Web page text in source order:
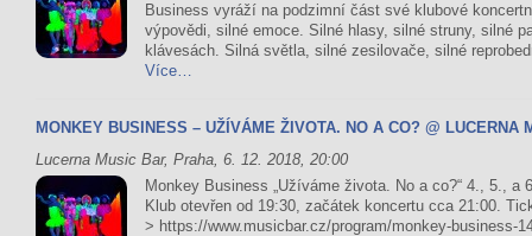
Business vyráží na podzimní část své klubové
výpovědi, silné emoce. Silné hlasy, silné struny, silné
klávesách. Silná světla, silné zesilovače, silné
Více…
MONKEY BUSINESS – UŽÍVÁME ŽIVOTA. NO A CO? @ LUCERNA
Lucerna Music Bar, Praha, 6. 12. 2018, 20:00
Monkey Business „Užíváme života. No a co?“ 4., 5., a
Klub otevřen od 19:30, začátek koncertu cca 21:00.
> https://www.musicbar.cz/program/monkey-business-